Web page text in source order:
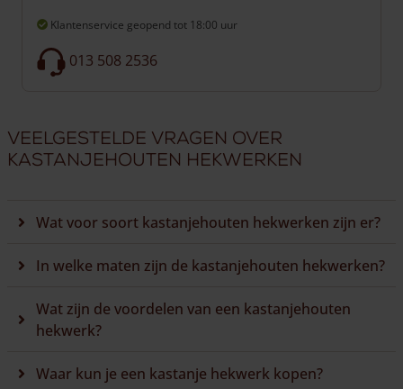
Klantenservice geopend tot 18:00 uur
013 508 2536
Veelgestelde vragen over
kastanjehouten hekwerken
Wat voor soort kastanjehouten hekwerken zijn er?
In welke maten zijn de kastanjehouten hekwerken?
Wat zijn de voordelen van een kastanjehouten
hekwerk?
Waar kun je een kastanje hekwerk kopen?